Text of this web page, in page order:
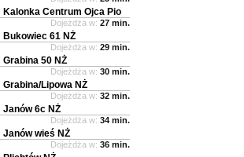
Kalonka Centrum Ojca Pio
Dojeżdża w: 27 min.
Bukowiec 61 NŻ
Dojeżdża w: 29 min.
Grabina 50 NŻ
Dojeżdża w: 30 min.
Grabina/Lipowa NŻ
Dojeżdża w: 32 min.
Janów 6c NŻ
Dojeżdża w: 34 min.
Janów wieś NŻ
Dojeżdża w: 36 min.